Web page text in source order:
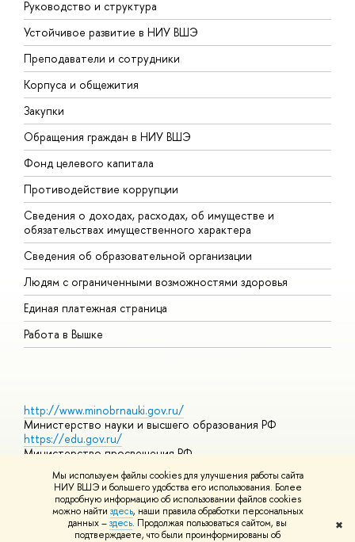
Мы используем файлы cookies для улучшения работы сайта
НИУ ВШЭ и большего удобства его использования. Более
подробную информацию об использовании файлов cookies
можно найти здесь, наши правила обработки персональных
данных –здесь. Продолжая пользоваться сайтом, вы
подтверждаете, что были проинформированы об
✖
Руководство и структура
Устойчивое развитие в НИУ ВШЭ
Преподаватели и сотрудники
Корпуса и общежития
Закупки
Обращения граждан в НИУ ВШЭ
Фонд целевого капитала
Противодействие коррупции
Сведения о доходах, расходах, об имуществе и
обязательствах имущественного характера
Сведения об образовательной организации
Людям с ограниченными возможностями здоровья
Единая платежная страница
Работа в Вышке
http://www.minobrnauki.gov.ru/
Министерство науки и высшего образования РФ
https://edu.gov.ru/
Министерство просвещения РФ
https://elearning.hse.ru/mooc
Массовые открытые онлайн-курсы
© НИУ ВШЭ 1993–2026 Адреса и контактыУсловия